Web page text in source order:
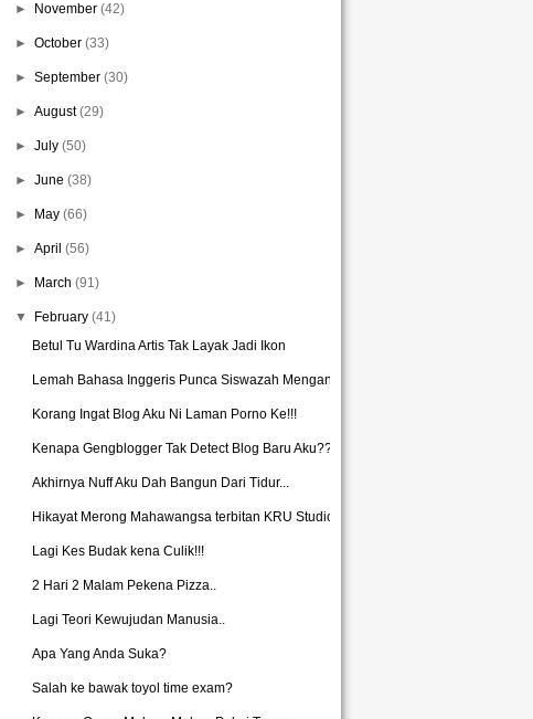
► November (42)
►October (33)
►September (30)
►August (29)
►July (50)
►June (38)
► May (66)
►April (56)
► March (91)
▼ February (41)
Betul Tu Wardina Artis Tak Layak Jadi Ikon
Lemah Bahasa Inggeris Punca Siswazah Menganggur
Korang Ingat Blog Aku Ni Laman Porno Ke!!!
Kenapa Gengblogger Tak Detect Blog Baru Aku???
Akhirnya Nuff Aku Dah Bangun Dari Tidur...
Hikayat Merong Mahawangsa terbitan KRU Studios Bak...
Lagi Kes Budak kena Culik!!!
2 Hari 2 Malam Pekena Pizza..
Lagi Teori Kewujudan Manusia..
Apa Yang Anda Suka?
Salah ke bawak toyol time exam?